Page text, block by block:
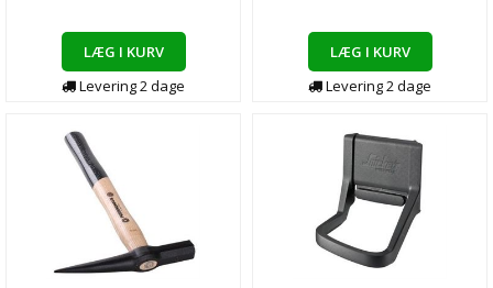
LÆG I KURV
Levering2dage
LÆG I KURV
Levering2dage